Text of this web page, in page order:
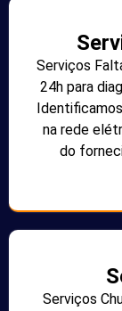
Serviços
24h para
na rede
do
Serviços